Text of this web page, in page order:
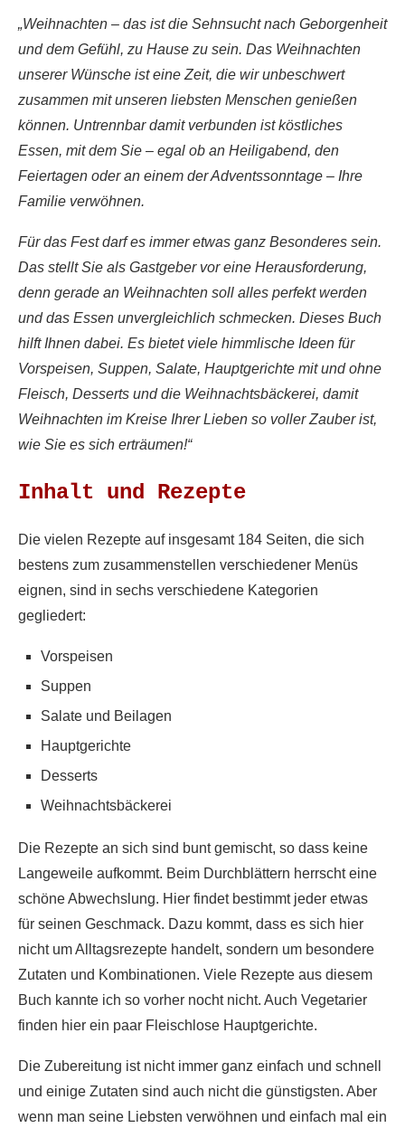
„Weihnachten – das ist die Sehnsucht nach Geborgenheit
und dem Gefühl, zu Hause zu sein. Das Weihnachten
unserer Wünsche ist eine Zeit, die wir unbeschwert
zusammen mit unseren liebsten Menschen genießen
können. Untrennbar damit verbunden ist köstliches
Essen, mit dem Sie – egal ob an Heiligabend, den
Feiertagen oder an einem der Adventssonntage – Ihre
Familie verwöhnen.
Für das Fest darf es immer etwas ganz Besonderes sein.
Das stellt Sie als Gastgeber vor eine Herausforderung,
denn gerade an Weihnachten soll alles perfekt werden
und das Essen unvergleichlich schmecken. Dieses Buch
hilft Ihnen dabei. Es bietet viele himmlische Ideen für
Vorspeisen, Suppen, Salate, Hauptgerichte mit und ohne
Fleisch, Desserts und die Weihnachtsbäckerei, damit
Weihnachten im Kreise Ihrer Lieben so voller Zauber ist,
wie Sie es sich erträumen!“
Inhalt und Rezepte
Die vielen Rezepte auf insgesamt 184 Seiten, die sich
bestens zum zusammenstellen verschiedener Menüs
eignen, sind in sechs verschiedene Kategorien
gegliedert:
Vorspeisen
Suppen
Salate und Beilagen
Hauptgerichte
Desserts
Weihnachtsbäckerei
Die Rezepte an sich sind bunt gemischt, so dass keine
Langeweile aufkommt. Beim Durchblättern herrscht eine
schöne Abwechslung. Hier findet bestimmt jeder etwas
für seinen Geschmack. Dazu kommt, dass es sich hier
nicht um Alltagsrezepte handelt, sondern um besondere
Zutaten und Kombinationen. Viele Rezepte aus diesem
Buch kannte ich so vorher nocht nicht. Auch Vegetarier
finden hier ein paar Fleischlose Hauptgerichte.
Die Zubereitung ist nicht immer ganz einfach und schnell
und einige Zutaten sind auch nicht die günstigsten. Aber
wenn man seine Liebsten verwöhnen und einfach mal ein